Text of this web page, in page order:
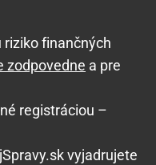
riziko finančných
zodpovedne a pre
registráciou –
vyjadrujete